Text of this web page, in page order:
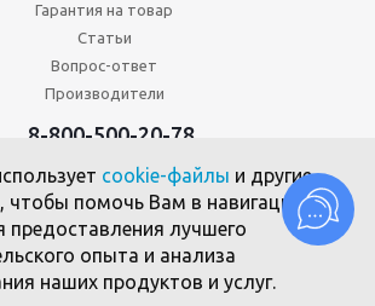
Гарантия на товар
Статьи
Вопрос-ответ
Производители
8-800-500-20-78
конфиденциальности
соглашение
использования файлов cookie
cookie-файлы и другие
чтобы помочь Вам в навигации,
предоставления лучшего
опыта и анализа
наших продуктов и услуг.